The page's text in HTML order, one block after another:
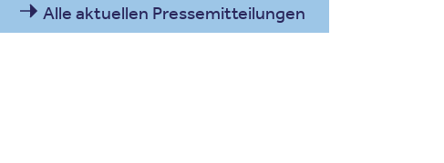
Alle aktuellen Pressemitteilungen